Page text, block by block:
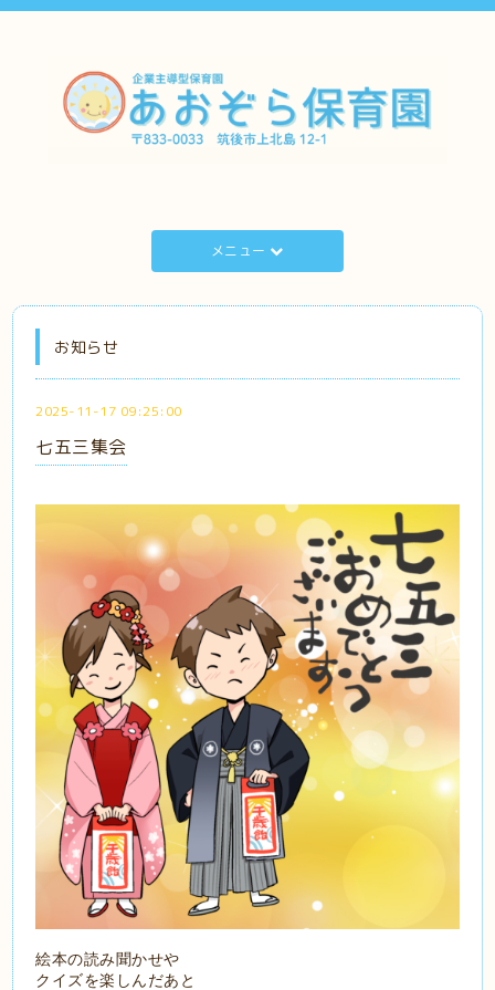
メニュー
お知らせ
2025-11-17 09:25:00
七五三集会
絵本の読み聞かせや
クイズを楽しんだあと